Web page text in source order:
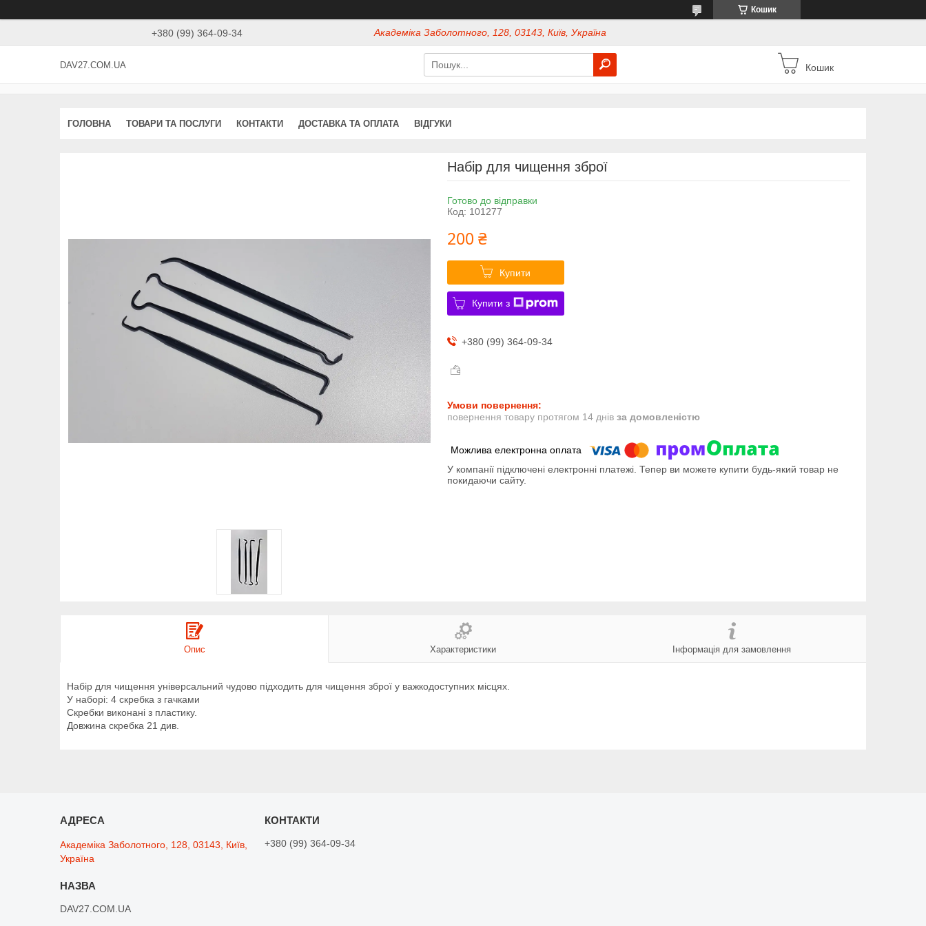
Кошик
+380 (99) 364-09-34 Академіка Заболотного, 128, 03143, Київ, Україна
DAV27.COM.UA Кошик
ГОЛОВНА ТОВАРИ ТА ПОСЛУГИ КОНТАКТИ ДОСТАВКА ТА ОПЛАТА ВІДГУКИ
Набір для чищення зброї
Готово до відправки
Код: 101277
200 ₴
Купити
Купити з
+380 (99) 364-09-34
повернення товару протягом 14 днів за домовленістю
У компанії підключені електронні платежі. Тепер ви можете купити будь-який товар не
покидаючи сайту.
Опис Характеристики Інформація для замовлення
Набір для чищення універсальний чудово підходить для чищення зброї у важкодоступних місцях.
У наборі: 4 скребка з гачками
Скребки виконані з пластику.
Довжина скребка 21 див.
Академіка Заболотного, 128, 03143, Київ,
Україна
DAV27.COM.UA
+380 (99) 364-09-34